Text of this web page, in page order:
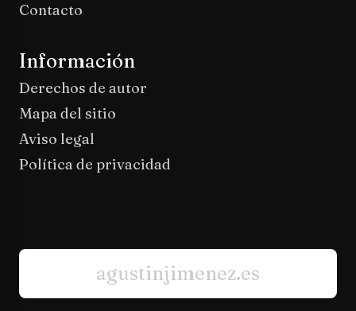
Contacto
Información
Derechos de autor
Mapa del sitio
Aviso legal
Política de privacidad
agustinjimenez.es